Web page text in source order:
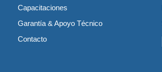
Capacitaciones
Garantía & Apoyo Técnico
Contacto